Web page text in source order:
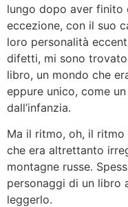
lungo dopo aver finito
eccezione, con il suo
loro personalità
difetti, mi sono
libro, un mondo che
eppure unico, come
dall’infanzia.
Ma il ritmo, oh, il
che era altrettanto
montagne russe.
personaggi di un libro
leggerlo.